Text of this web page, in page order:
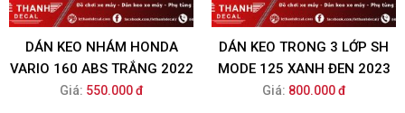
DÁN KEO NHÁM HONDA
VARIO 160 ABS TRẮNG 2022
Giá: 550.000 đ
DÁN KEO TRONG 3 LỚP SH
MODE 125 XANH ĐEN 2023
Giá: 800.000 đ